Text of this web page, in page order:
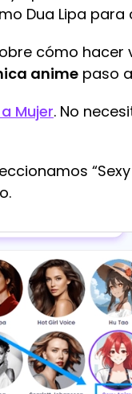
Dua Lipa para
cómo hacer
anime paso
Mujer. No